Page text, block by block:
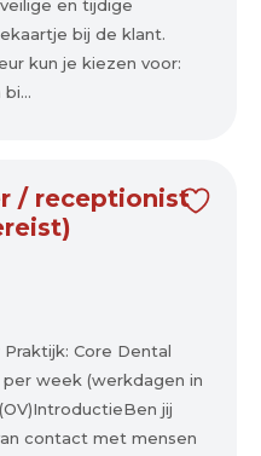
en tijdige
bij de klant.
kun je kiezen voor:
/ receptionist
Core Dental
week (werkdagen in
jij
contact met mensen